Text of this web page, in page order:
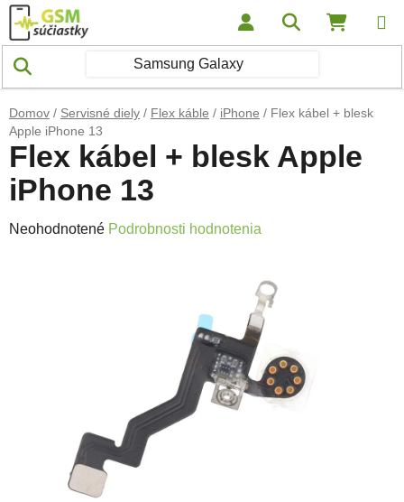
Prejsť na obsah Hľadať
Domov / Servisné diely / Flex káble / iPhone / Flex kábel + blesk
Apple iPhone 13
Flex kábel + blesk Apple
iPhone 13
Priemerné hodnotenie produktu je 0,0 z 5 hviezdičiek.
Neohodnotené Podrobnosti hodnotenia